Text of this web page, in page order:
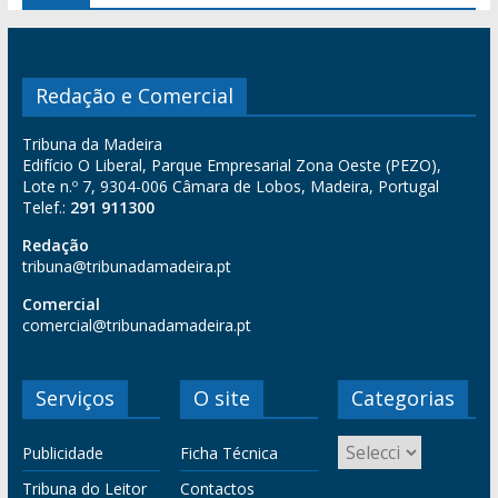
Redação e Comercial
Tribuna da Madeira
Edifício O Liberal, Parque Empresarial Zona Oeste (PEZO),
Lote n.º 7, 9304-006 Câmara de Lobos, Madeira, Portugal
Telef.: 291 911300
Redação
tribuna@tribunadamadeira.pt
Comercial
comercial@tribunadamadeira.pt
Serviços
Publicidade
Tribuna do Leitor
O site
Ficha Técnica
Contactos
Categorias